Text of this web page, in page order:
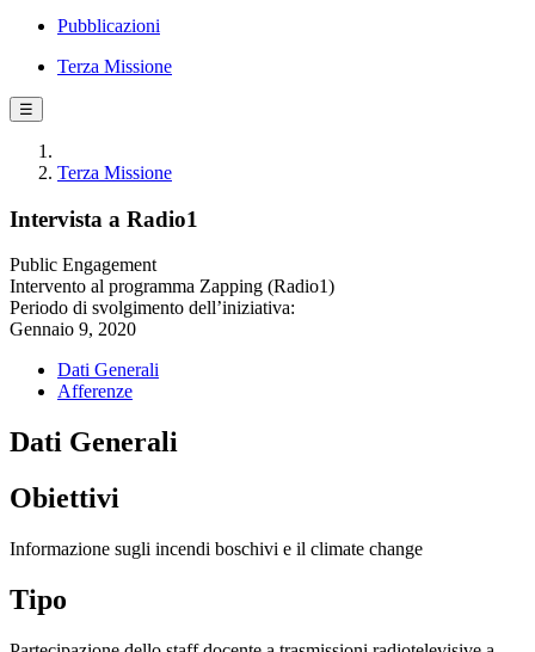
Pubblicazioni
Terza Missione
☰
Terza Missione
Intervista a Radio1
Public Engagement
Intervento al programma Zapping (Radio1)
Periodo di svolgimento dell’iniziativa:
Gennaio 9, 2020
Dati Generali
Afferenze
Dati Generali
Obiettivi
Informazione sugli incendi boschivi e il climate change
Tipo